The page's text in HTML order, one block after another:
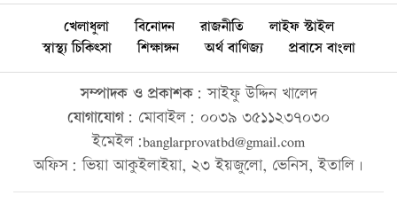
খেলাধুলা বিনোদন রাজনীতি
লাইফ স্টাইল
স্বাস্থ্য চিকিৎসা
শিক্ষাঙ্গন অর্থ বাণিজ্য প্রবাসে বাংলা
সম্পাদক ও প্রকাশক: সাইফু উদ্দিন খালেদ
যোগাযোগ: মোবাইল: ০০৩৯ ৩৫১১২৩৭০৩০
ইমেইল:banglarprovatbd@gmail.com
অফিস: ভিয়া আকুইলাইয়া, ২৩ ইয়জুলো, ভেনিস, ইতালি।